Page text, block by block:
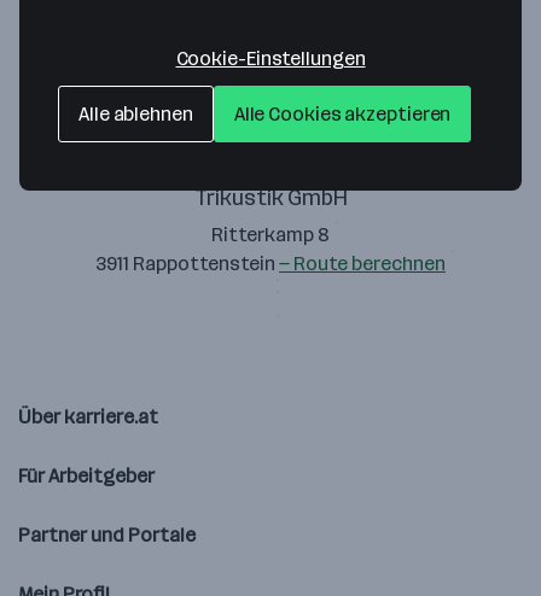
Trikustik GmbH
Ritterkamp 8
3911 Rappottenstein — Route berechnen
Über karriere.at
Für Arbeitgeber
Partner und Portale
Cookie-Einstellungen
Alle ablehnen Alle Cookies akzeptieren